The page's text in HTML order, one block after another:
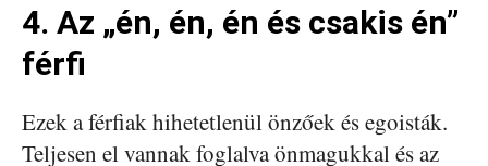
4. Az „én, én, én és csakis én”
férfi
Ezek a férfiak hihetetlenül önzőek és egoisták.
Teljesen el vannak foglalva önmagukkal és az